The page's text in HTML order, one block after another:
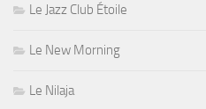
Le Jazz Club Étoile
Le New Morning
Le Nilaja